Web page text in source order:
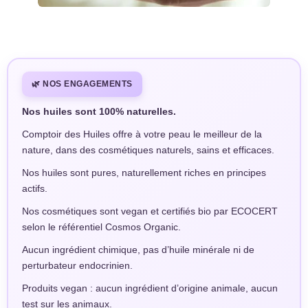
🌿 NOS ENGAGEMENTS
Nos huiles sont 100% naturelles.
Comptoir des Huiles offre à votre peau le meilleur de la
nature, dans des cosmétiques naturels, sains et efficaces.
Nos huiles sont pures, naturellement riches en principes
actifs.
Nos cosmétiques sont vegan et certifiés bio par ECOCERT
selon le référentiel Cosmos Organic.
Aucun ingrédient chimique, pas d’huile minérale ni de
perturbateur endocrinien.
Produits vegan : aucun ingrédient d’origine animale, aucun
test sur les animaux.